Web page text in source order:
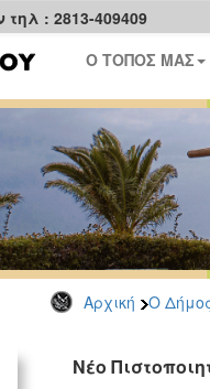
: 2813-409409
Ο ΤΟΠΟΣ ΜΑΣ
Αρχική Ο
Νέο